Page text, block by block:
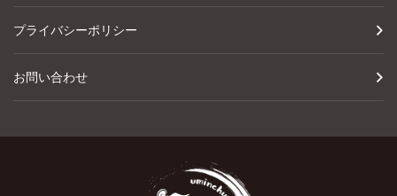
プライバシーポリシー
お問い合わせ